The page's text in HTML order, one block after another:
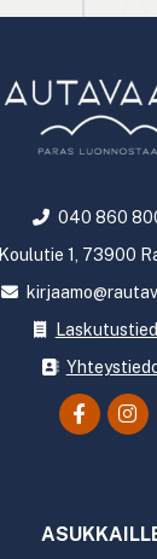
040 860
Koulutie 1, 73900